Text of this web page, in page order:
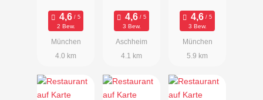
2 Bew.
München
4.0 km
3 Bew.
Aschheim
4.1 km
3 Bew.
München
5.9 km